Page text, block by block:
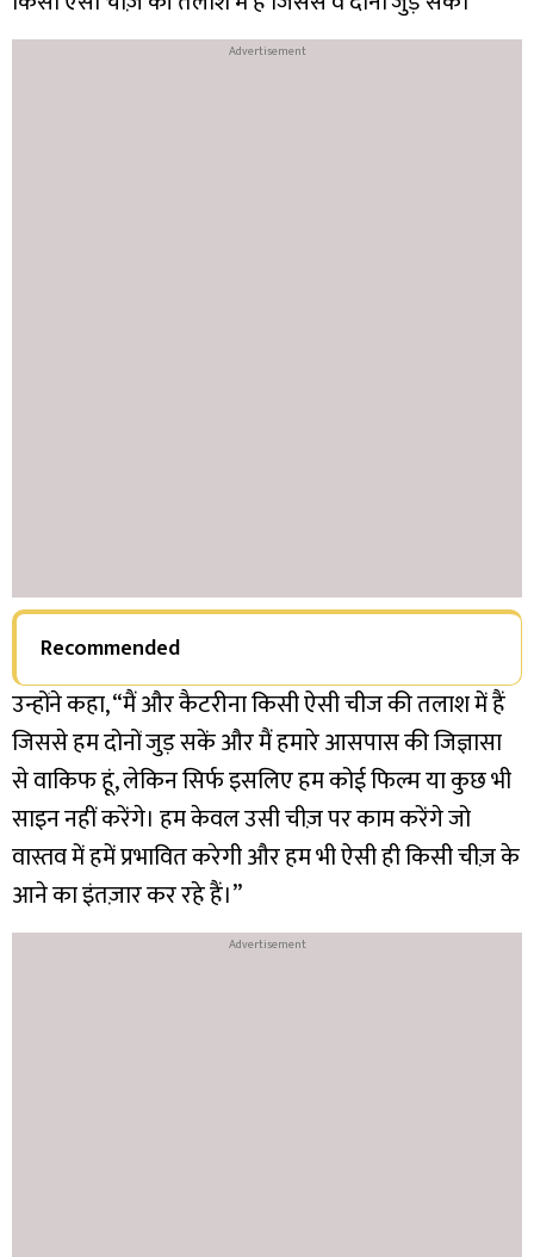
Recommended
उन्होंने कहा, “मैं और कैटरीना किसी ऐसी चीज की तलाश में हैं
जिससे हम दोनों जुड़ सकें और मैं हमारे आसपास की जिज्ञासा
से वाकिफ हूं, लेकिन सिर्फ इसलिए हम कोई फिल्म या कुछ भी
साइन नहीं करेंगे। हम केवल उसी चीज़ पर काम करेंगे जो
वास्तव में हमें प्रभावित करेगी और हम भी ऐसी ही किसी चीज़ के
आने का इंतज़ार कर रहे हैं।”